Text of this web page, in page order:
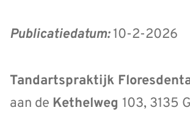
Publicatiedatum:10-2-2026
Tandartspraktijk
aan de Kethelweg 103, 3135